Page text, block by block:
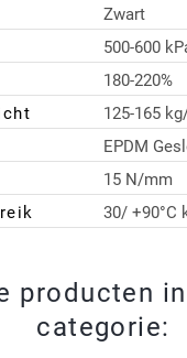
Zwart
500-600
180-220%
125-165
EPDM
15 N/mm
30/ +90°C
producten
categorie: